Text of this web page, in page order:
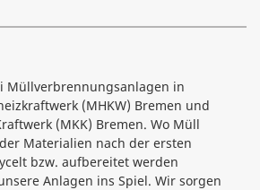
Müllverbrennungsanlagen in
(MHKW) Bremen und
(MKK) Bremen. Wo Müll
Materialien nach der ersten
bzw. aufbereitet werden
Anlagen ins Spiel. Wir sorgen